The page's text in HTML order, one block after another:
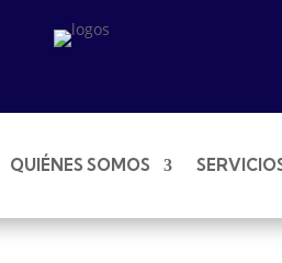
QUIÉNES SOMOS